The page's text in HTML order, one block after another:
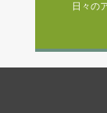
日々の